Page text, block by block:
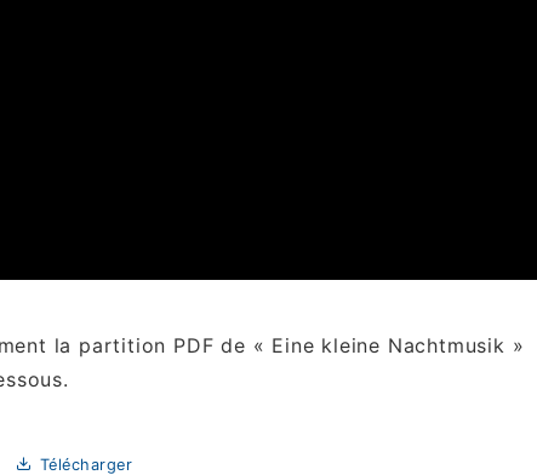
la partition PDF de « Eine kleine Nachtmusik »
Télécharger